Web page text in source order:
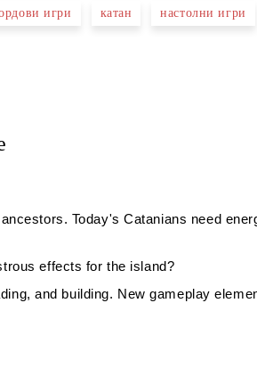
игри катан настолни игри
Today's Catanians need
effects for the island?
and building. New gameplay